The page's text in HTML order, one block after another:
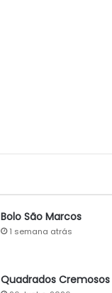
Bolo São Marcos
1 semana atrás
Quadrados